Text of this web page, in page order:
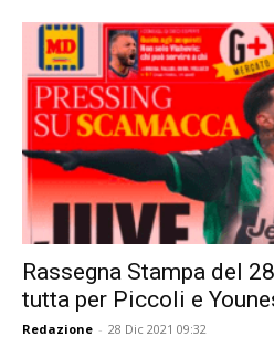
Rassegna Stampa del
tutta per Piccoli e
Redazione - 28 Dic 2021 09:32